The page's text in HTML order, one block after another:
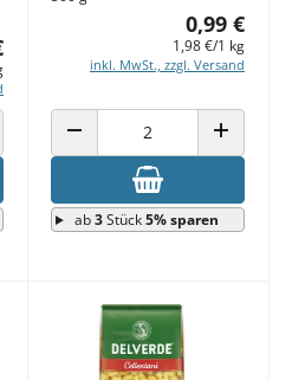
ERHÖHEN
0,99 €
1,98 €/1 kg
inkl. MwSt., zzgl. Versand
ANZAHL VERRINGERN ANZAHL
ab3Stück5% sparen